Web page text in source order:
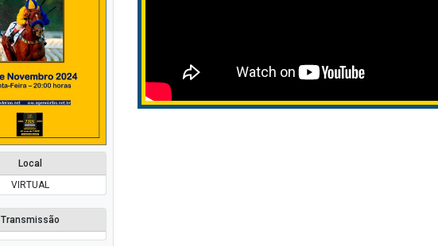
Local
VIRTUAL
Transmissão